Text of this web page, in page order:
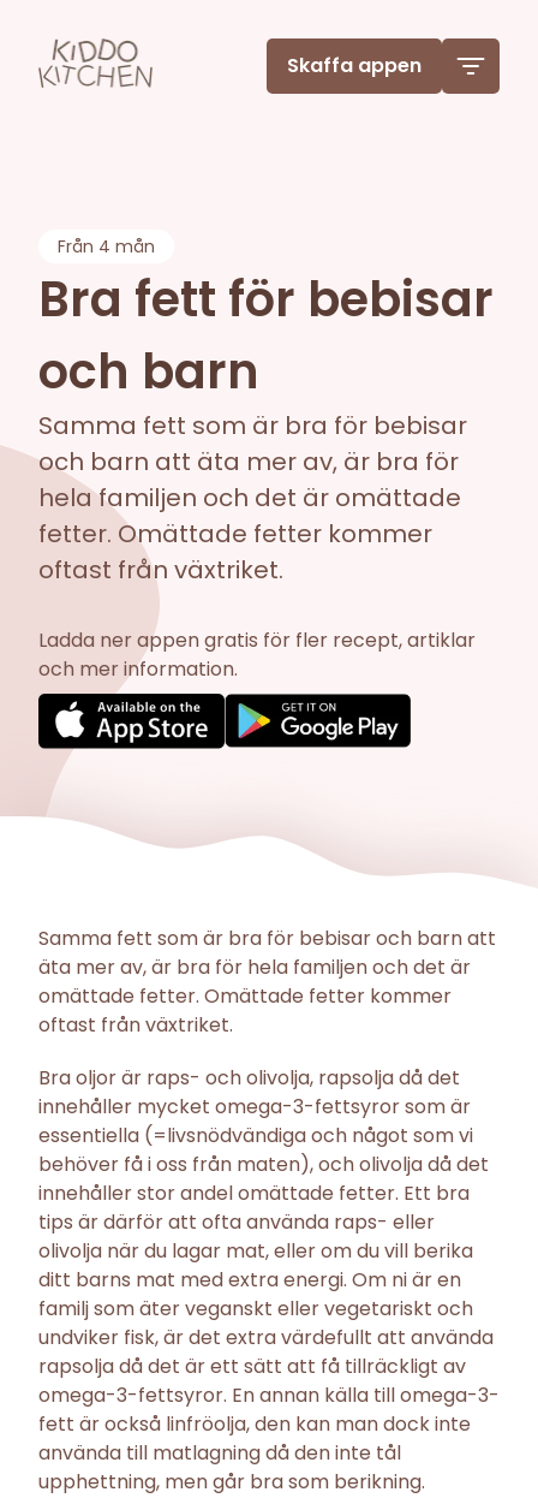
Skaffa appen
Från 4 mån
Bra fett för bebisar
och barn
Samma fett som är bra för bebisar
och barn att äta mer av, är bra för
hela familjen och det är omättade
fetter. Omättade fetter kommer
oftast från växtriket.
Ladda ner appen gratis för fler recept, artiklar
och mer information.
Samma fett som är bra för bebisar och barn att
äta mer av, är bra för hela familjen och det är
omättade fetter. Omättade fetter kommer
oftast från växtriket.
Bra oljor är raps- och olivolja, rapsolja då det
innehåller mycket omega-3-fettsyror som är
essentiella (=livsnödvändiga och något som vi
behöver få i oss från maten), och olivolja då det
innehåller stor andel omättade fetter. Ett bra
tips är därför att ofta använda raps- eller
olivolja när du lagar mat, eller om du vill berika
ditt barns mat med extra energi. Om ni är en
familj som äter veganskt eller vegetariskt och
undviker fisk, är det extra värdefullt att använda
rapsolja då det är ett sätt att få tillräckligt av
omega-3-fettsyror. En annan källa till omega-3-
fett är också linfröolja, den kan man dock inte
använda till matlagning då den inte tål
upphettning, men går bra som berikning.